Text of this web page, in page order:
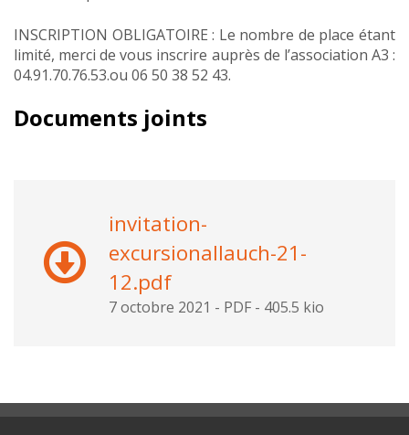
INSCRIPTION OBLIGATOIRE : Le nombre de place étant
limité, merci de vous inscrire auprès de l’association A3 :
04.91.70.76.53.ou 06 50 38 52 43.
Documents joints
invitation-
excursionallauch-21-
12.pdf
7 octobre 2021 - PDF - 405.5 kio